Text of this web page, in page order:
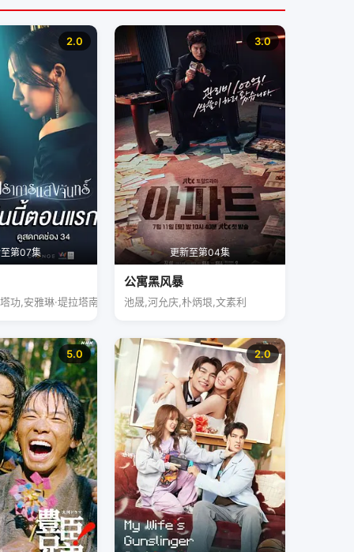
2.0
第07集
功,安雅琳·堤拉塔南帕
3.0
更新至第04集
公寓黑风暴
池晟,河允庆,朴炳垠,文素利
5.0 2.0